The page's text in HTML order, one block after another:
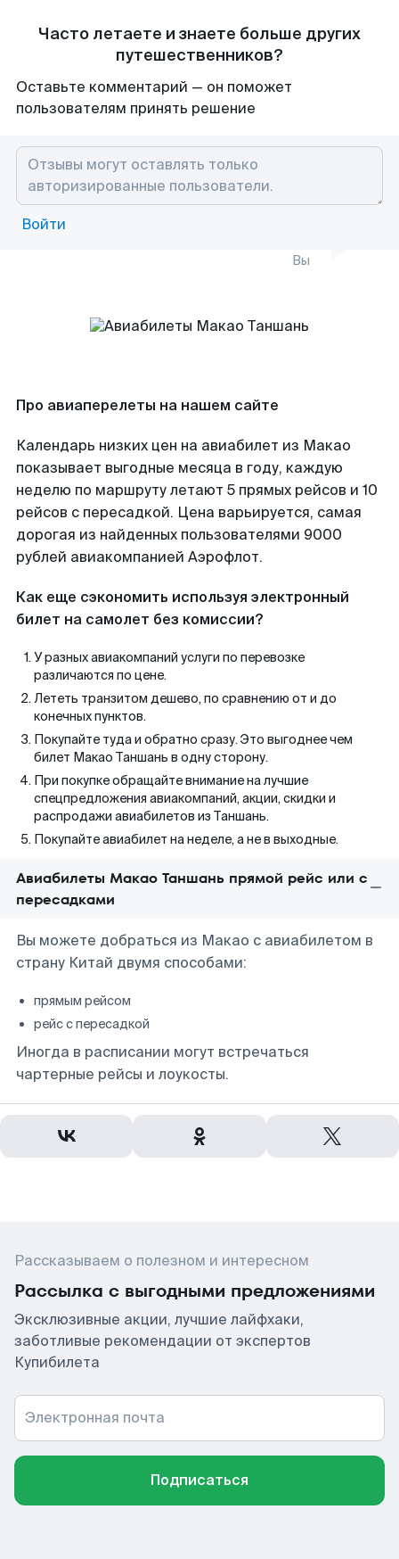
Часто летаете и знаете больше других
путешественников?
Оставьте комментарий — он поможет
пользователям принять решение
Войти
Вы
Про авиаперелеты на нашем сайте
Календарь низких цен на авиабилет из Макао
показывает выгодные месяца в году, каждую
неделю по маршруту летают 5 прямых рейсов и 10
рейсов с пересадкой. Цена варьируется, самая
дорогая из найденных пользователями 9000
рублей авиакомпанией Аэрофлот.
Как еще сэкономить используя электронный
билет на самолет без комиссии?
У разных авиакомпаний услуги по перевозке
различаются по цене.
Лететь транзитом дешево, по сравнению от и до
конечных пунктов.
Покупайте туда и обратно сразу. Это выгоднее чем
билет Макао Таншань в одну сторону.
При покупке обращайте внимание на лучшие
спецпредложения авиакомпаний, акции, скидки и
распродажи авиабилетов из Таншань.
Покупайте авиабилет на неделе, а не в выходные.
Авиабилеты Макао Таншань прямой рейс или с
пересадками
Вы можете добраться из Макао с авиабилетом в
страну Китай двумя способами:
прямым рейсом
рейс с пересадкой
Иногда в расписании могут встречаться
чартерные рейсы и лоукосты.
Рассказываем о полезном и интересном
Рассылка с выгодными предложениями
Эксклюзивные акции, лучшие лайфхаки,
заботливые рекомендации от экспертов
Купибилета
Электронная почта
Подписаться